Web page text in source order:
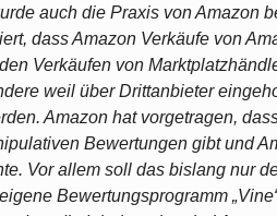
auch die Praxis von Amazon
dass Amazon Verkäufe von
Verkäufen von
weil über Drittanbieter
Amazon hat vorgetragen,
Bewertungen gibt und
Vor allem soll das bislang nur
Bewertungsprogramm